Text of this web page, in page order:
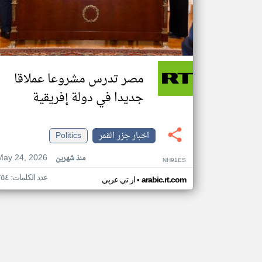
مصر تدرس مشروعا عملاقا
جديدا في دولة إفريقية
اخبار جزر القمر
Politics
24, 2026
منذ شهرين NH91ES
ار تي عربي• arabic.rt.com عدد الكلمات: ٢٥٤